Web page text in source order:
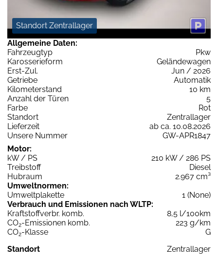
Standort Zentrallager
Allgemeine Daten:
Fahrzeugtyp
Pkw
Karosserieform
Geländewagen
Erst-Zul.
Jun / 2026
Getriebe
Automatik
Kilometerstand
10 km
Anzahl der Türen
5
Farbe
Rot
Standort
Zentrallager
Lieferzeit
ab ca. 10.08.2026
Unsere Nummer
GW-APR1847
Motor:
kW / PS
210 kW / 286 PS
Treibstoff
Diesel
Hubraum
2.967 cm³
Umweltnormen:
Umweltplakette
1 (None)
Verbrauch und Emissionen nach WLTP:
Kraftstoffverbr. komb.
8,5 l/100km
CO2-Emissionen komb.
223 g/km
CO2-Klasse
G
Standort
Zentrallager